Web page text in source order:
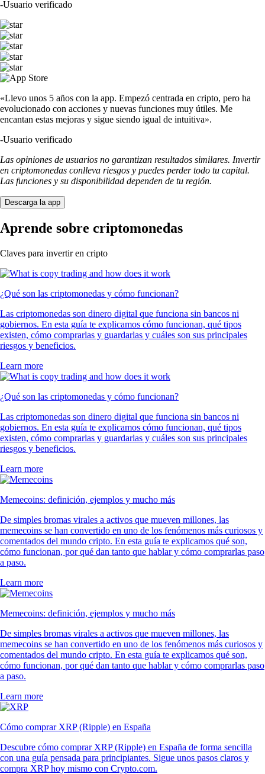
-Usuario verificado
«Llevo unos 5 años con la app. Empezó centrada en cripto, pero ha
evolucionado con acciones y nuevas funciones muy útiles. Me
encantan estas mejoras y sigue siendo igual de intuitiva».
-Usuario verificado
Las opiniones de usuarios no garantizan resultados similares. Invertir
en criptomonedas conlleva riesgos y puedes perder todo tu capital.
Las funciones y su disponibilidad dependen de tu región.
Descarga la app
Aprende sobre criptomonedas
Claves para invertir en cripto
¿Qué son las criptomonedas y cómo funcionan?
Las criptomonedas son dinero digital que funciona sin bancos ni
gobiernos. En esta guía te explicamos cómo funcionan, qué tipos
existen, cómo comprarlas y guardarlas y cuáles son sus principales
riesgos y beneficios.
Learn more
¿Qué son las criptomonedas y cómo funcionan?
Las criptomonedas son dinero digital que funciona sin bancos ni
gobiernos. En esta guía te explicamos cómo funcionan, qué tipos
existen, cómo comprarlas y guardarlas y cuáles son sus principales
riesgos y beneficios.
Learn more
Memecoins: definición, ejemplos y mucho más
De simples bromas virales a activos que mueven millones, las
memecoins se han convertido en uno de los fenómenos más curiosos y
comentados del mundo cripto. En esta guía te explicamos qué son,
cómo funcionan, por qué dan tanto que hablar y cómo comprarlas paso
a paso.
Learn more
Memecoins: definición, ejemplos y mucho más
De simples bromas virales a activos que mueven millones, las
memecoins se han convertido en uno de los fenómenos más curiosos y
comentados del mundo cripto. En esta guía te explicamos qué son,
cómo funcionan, por qué dan tanto que hablar y cómo comprarlas paso
a paso.
Learn more
Cómo comprar XRP (Ripple) en España
Descubre cómo comprar XRP (Ripple) en España de forma sencilla
con una guía pensada para principiantes. Sigue unos pasos claros y
compra XRP hoy mismo con Crypto.com.